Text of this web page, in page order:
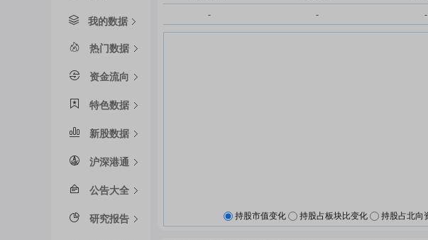
我的数据
热门数据
资金流向
特色数据
新股数据
沪深港通
公告大全
研究报告
- - -
持股市值变化 持股占板块比变化 持股占北向